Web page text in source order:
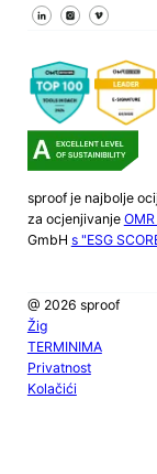
Pratite nas na
Pratite nas
Pratite
sproof je najbolje
za ocjenjivanje
GmbH s "ESG
@ 2026 sproof
Žig
TERMINIMA
Privatnost
Kolačići